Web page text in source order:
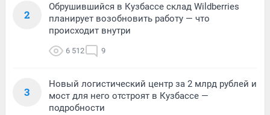
2
Обрушившийся в Кузбассе склад Wildberries
планирует возобновить работу — что
происходит внутри
6 512 9
3
Новый логистический центр за 2 млрд рублей и
мост для него отстроят в Кузбассе —
подробности